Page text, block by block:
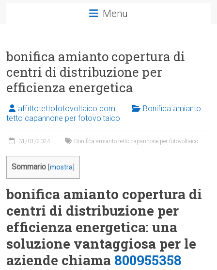
Menu
bonifica amianto copertura di
centri di distribuzione per
efficienza energetica
affittotettofotovoltaico.com
Bonifica amianto
tetto capannone per fotovoltaico
31/01/2024 Bonifica amianto tetto capannone per fotovoltaico
Sommario [mostra
bonifica amianto copertura di
centri di distribuzione per
efficienza energetica: una
soluzione vantaggiosa per le
aziende chiama 800955358